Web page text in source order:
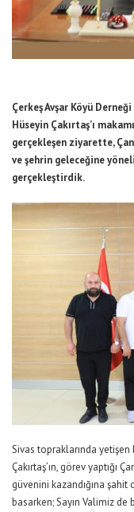
Çerkeş Avşar Köyü
Hüseyin Çakırtaş’ı
gerçekleşen ziyarette,
ve şehrin geleceğine
gerçekleştirdik.
Sivas topraklarında
Çakırtaş’ın, görev yaptığı
güvenini kazandığına şahit
basarken; Sayın Valimiz